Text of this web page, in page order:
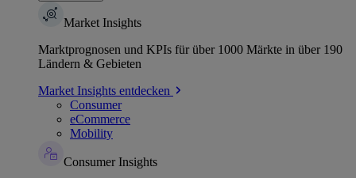
Market Insights
Marktprognosen und KPIs für über 1000 Märkte in über 190
Ländern & Gebieten
Market Insights entdecken
Consumer
eCommerce
Mobility
Consumer Insights